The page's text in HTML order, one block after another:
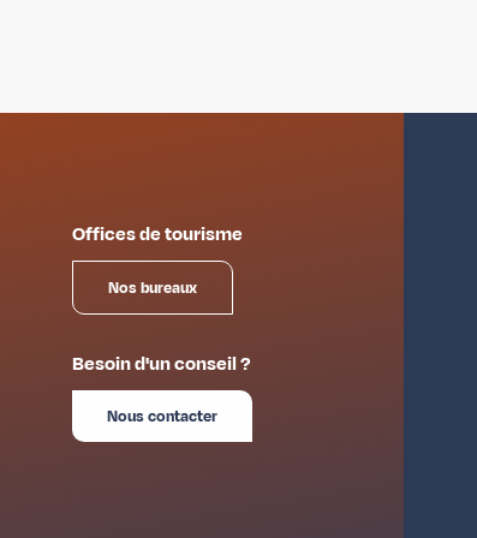
Offices de tourisme
Nos bureaux
Besoin d'un conseil ?
Nous contacter